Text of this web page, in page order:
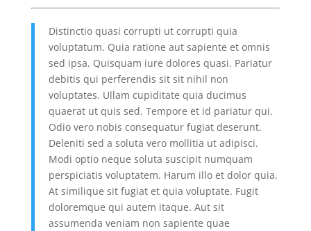
Distinctio quasi corrupti ut corrupti quia
voluptatum. Quia ratione aut sapiente et omnis
sed ipsa. Quisquam iure dolores quasi. Pariatur
debitis qui perferendis sit sit nihil non
voluptates. Ullam cupiditate quia ducimus
quaerat ut quis sed. Tempore et id pariatur qui.
Odio vero nobis consequatur fugiat deserunt.
Deleniti sed a soluta vero mollitia ut adipisci.
Modi optio neque soluta suscipit numquam
perspiciatis voluptatem. Harum illo et dolor quia.
At similique sit fugiat et quia voluptate. Fugit
doloremque qui autem itaque. Aut sit
assumenda veniam non sapiente quae